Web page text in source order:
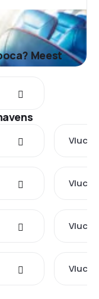
Meest